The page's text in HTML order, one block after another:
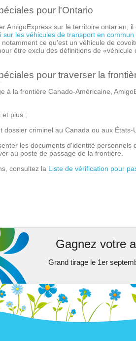
pour l'Ontario
AmigoExpress sur le territoire ontarien,
sur les véhicules de transport en
ce qu'est un véhicule de
être exclu des définitions de
pour traverser la
à la frontière Canado-Américaine,
et plus ;
dossier criminel au Canada ou aux États-
les documents d'identité personnels
au poste de passage de la frontière.
consultez la Liste de vérification pour
Gagnez votre
Grand tirage le 1er